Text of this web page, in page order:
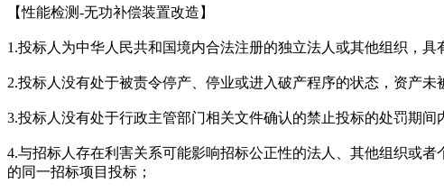
【性能检测-无功补偿装置改造】
1.投标人为中华人民共和国境内合法注册的独立法人或其他组织，具
2.投标人没有处于被责令停产、停业或进入破产程序的状态，资产
3.投标人没有处于行政主管部门相关文件确认的禁止投标的处罚期间
4.与招标人存在利害关系可能影响招标公正性的法人、其他组织或
的同一招标项目投标；